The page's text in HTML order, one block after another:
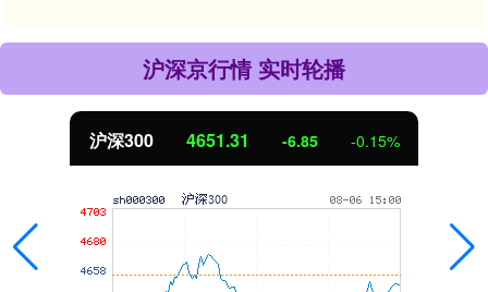
沪深京行情 实时轮播
北证50 1122.88 3.42 0.30%